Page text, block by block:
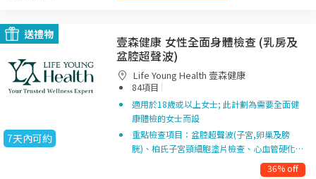
送禮物
7天內可約
壹森健康 女性全面身體檢查 (乳房及
盆腔超聲波)
Life Young Health 壹森健康
84項目 |
適用於18歲或以上女士; 此計劃為需要全面健
康體檢的女士而設
重點檢查項目：盆腔超聲波(子宮,卵巢及膀
胱)、柏氏子宮頸細胞塗片檢查、心血管硬化…
36% off